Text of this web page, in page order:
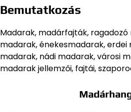
Bemutatkozás
Madarak, madárfajták,
madarak, énekesmadarak,
madarak, nádi madarak, városi
madarak jellemzői, fajtái,